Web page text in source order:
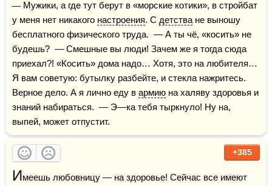
— Мужики, а где тут берут в «морские котики», в стройбат
у меня нет никакого настроения. С детства не выношу
бесплатного физического труда.  — А ты чё, «косить» не
будешь?  — Смешные вы люди! Зачем же я тогда сюда
приехал?! «Косить» дома надо… Хотя, это на любителя…
Я вам советую: бутылку разбейте, и стекла нажритесь.
Верное дело. А я лично еду в армию на халяву здоровья и
знаний набираться.  — Э—ка тебя тыркнуло! Ну на,
выпей, может отпустит.
+385
И